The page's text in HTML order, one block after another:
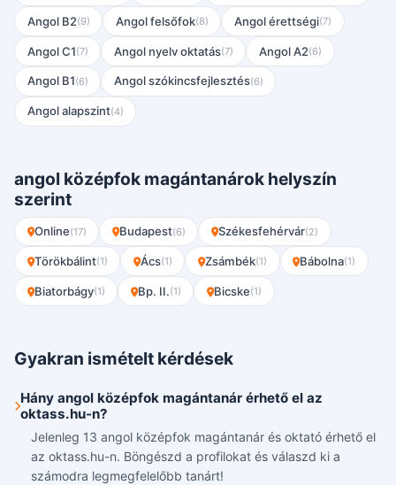
Angol B2(9) Angol felsőfok(8) Angol érettségi(7)
Angol C1(7) Angol nyelv oktatás(7) Angol A2(6)
Angol B1(6) Angol szókincsfejlesztés(6)
Angol alapszint(4)
angol középfok magántanárok helyszín
szerint
Online(17) Budapest(6) Székesfehérvár(2)
Törökbálint(1) Ács(1) Zsámbék(1) Bábolna(1)
Biatorbágy(1) Bp. II.(1) Bicske(1)
Gyakran ismételt kérdések
Hány angol középfok magántanár érhető el az
oktass.hu-n?
Jelenleg 13 angol középfok magántanár és oktató érhető el
az oktass.hu-n. Böngészd a profilokat és válaszd ki a
számodra legmegfelelőbb tanárt!